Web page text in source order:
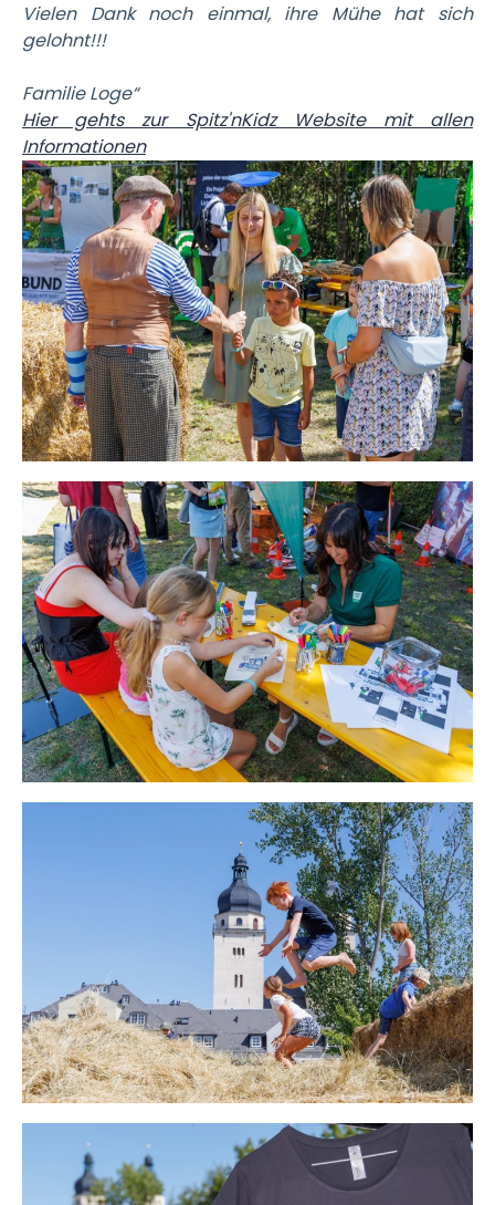
Vielen Dank noch einmal, ihre Mühe hat sich
gelohnt!!!
Familie Loge“
Hier gehts zur Spitz'nKidz Website mit allen
Informationen